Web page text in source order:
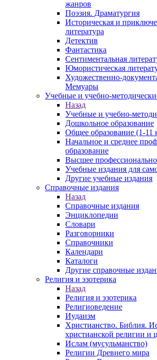
жанров
Поэзия. Драматургия
Историческая и
литература
Детектив
Фантастика
Сентиментальная
Юмористическая
Художественно-
Мемуары
Учебные и учебно-
Назад
Учебные и учебно-
Дошкольное образование
Общее образование (1-11
Начальное и среднее
образование
Высшее
Учебные издания для
Другие учебные издания
Справочные издания
Назад
Справочные издания
Энциклопедии
Словари
Разговорники
Справочники
Календари
Каталоги
Другие справочные
Религия и эзотерика
Назад
Религия и эзотерика
Религиоведение
Иудаизм
Христианство. Библия.
христианской религии и
Ислам (мусульманство)
Религии Древнего мира